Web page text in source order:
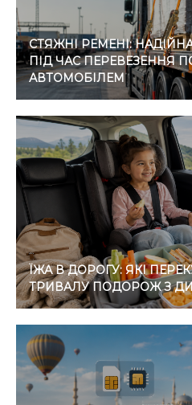
СТЯЖНІ РЕМЕНІ:
ПІД ЧАС ПЕРЕВЕЗЕННЯ
АВТОМОБІЛЕМ
ЇЖА В ДОРОГУ: ЯКІ
ТРИВАЛУ ПОДОРОЖ З